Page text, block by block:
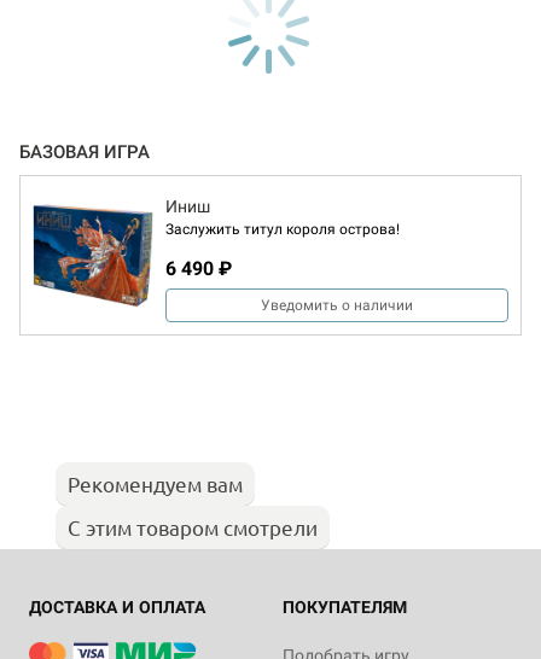
БАЗОВАЯ ИГРА
Иниш
Заслужить титул короля острова!
6 490 ₽
Уведомить о наличии
Рекомендуем вам
С этим товаром смотрели
ДОСТАВКА И ОПЛАТА ПОКУПАТЕЛЯМ